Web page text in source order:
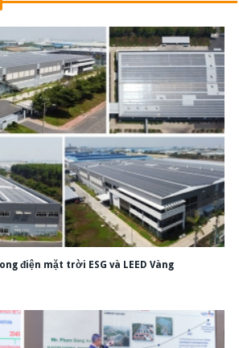
điện mặt trời ESG và LEED Vàng